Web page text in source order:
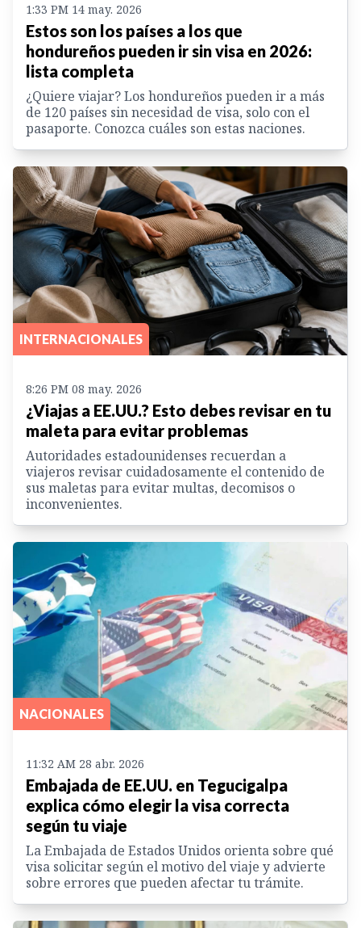
1:33 PM 14 may. 2026
Estos son los países a los que
hondureños pueden ir sin visa en 2026:
lista completa
¿Quiere viajar? Los hondureños pueden ir a más
de 120 países sin necesidad de visa, solo con el
pasaporte. Conozca cuáles son estas naciones.
INTERNACIONALES
8:26 PM 08 may. 2026
¿Viajas a EE.UU.? Esto debes revisar en tu
maleta para evitar problemas
Autoridades estadounidenses recuerdan a
viajeros revisar cuidadosamente el contenido de
sus maletas para evitar multas, decomisos o
inconvenientes.
NACIONALES
11:32 AM 28 abr. 2026
Embajada de EE.UU. en Tegucigalpa
explica cómo elegir la visa correcta
según tu viaje
La Embajada de Estados Unidos orienta sobre qué
visa solicitar según el motivo del viaje y advierte
sobre errores que pueden afectar tu trámite.